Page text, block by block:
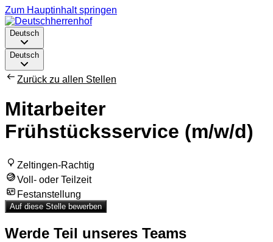
Zum Hauptinhalt springen
Deutsch
Deutsch
Zurück zu allen Stellen
Mitarbeiter
Frühstücksservice (m/w/d)
Zeltingen-Rachtig
Voll- oder Teilzeit
Festanstellung
Auf diese Stelle bewerben
Werde Teil unseres Teams